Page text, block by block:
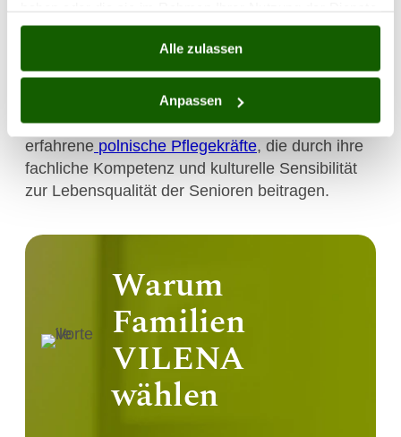
gesammelt haben.
Alle zulassen
Anpassen
24 Stunden Pflege
Möglichkeit, um eine kontinuierliche und
bedarfsgerechte Unterstützung sicherzustellen.
Viele Haushalte setzen dabei auf
erfahrene polnische Pflegekräfte, die durch ihre
fachliche Kompetenz und kulturelle Sensibilität
zur Lebensqualität der Senioren beitragen.
Warum
Familien
VILENA
wählen